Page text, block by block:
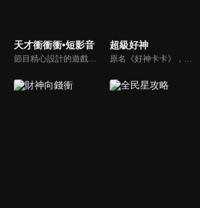
天才衝衝衝•短影音 超級好神